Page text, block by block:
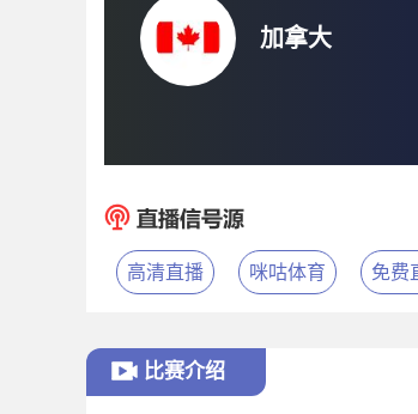
加拿大
高清直播 咪咕体育 免费
比赛介绍